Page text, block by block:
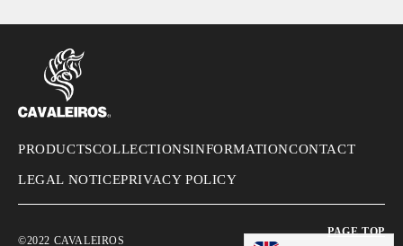
PRODUCTSCOLLECTIONSINFORMATIONCONTACT
LEGAL NOTICEPRIVACY POLICY
©2022 CAVALEIROS
PAGE TOP